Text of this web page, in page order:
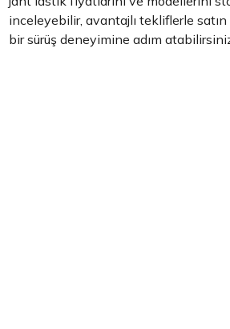
inceleyebilir, avantajlı tekliflerle
bir sürüş deneyimine adım